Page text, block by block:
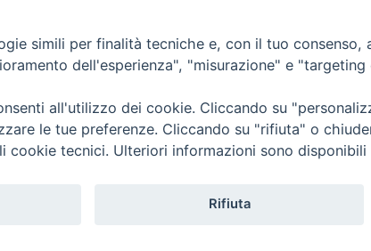
Trib. di Macerata: N. 2329/17 del 26/05/2017
Responsabile: Tiziana Tiberi
Editoriale: Piero Chinellato
3314121971
simili per finalità tecniche e, con il tuo consenso,
dell'esperienza", "misurazione" e
all'utilizzo dei cookie. Cliccando su
le tue preferenze. Cliccando su "rifiuta" o
cookie tecnici. Ulteriori informazioni sono disponibili
Rifiuta